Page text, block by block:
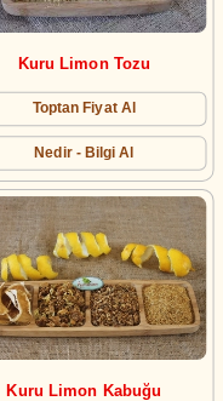
Kuru Limon Tozu
Toptan Fiyat Al
Nedir - Bilgi Al
Kuru Limon Kabuğu